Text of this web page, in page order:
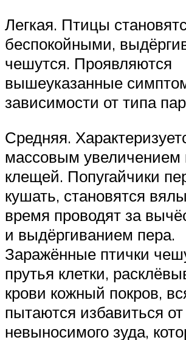
Легкая. Птицы
беспокойными,
чешутся. Проявляются
вышеуказанные
зависимости от типа
Средняя.
массовым увеличением
клещей. Попугайчики
кушать, становятся
время проводят за
и выдёргиванием пера.
Заражённые птички
прутья клетки,
крови кожный покров,
пытаются избавиться от
невыносимого зуда,